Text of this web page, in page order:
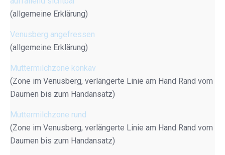
(allgemeine Erklärung)
Venusberg angefressen
(allgemeine Erklärung)
Muttermilchzone konkav
(Zone im Venusberg, verlängerte Linie am Hand Rand vom
Daumen bis zum Handansatz)
Muttermilchzone rund
(Zone im Venusberg, verlängerte Linie am Hand Rand vom
Daumen bis zum Handansatz)